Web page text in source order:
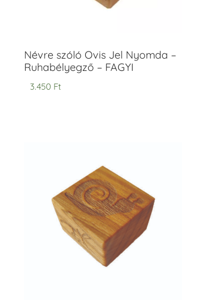
Névre szóló Ovis Jel Nyomda –
Ruhabélyegző – FAGYI
3.450 Ft